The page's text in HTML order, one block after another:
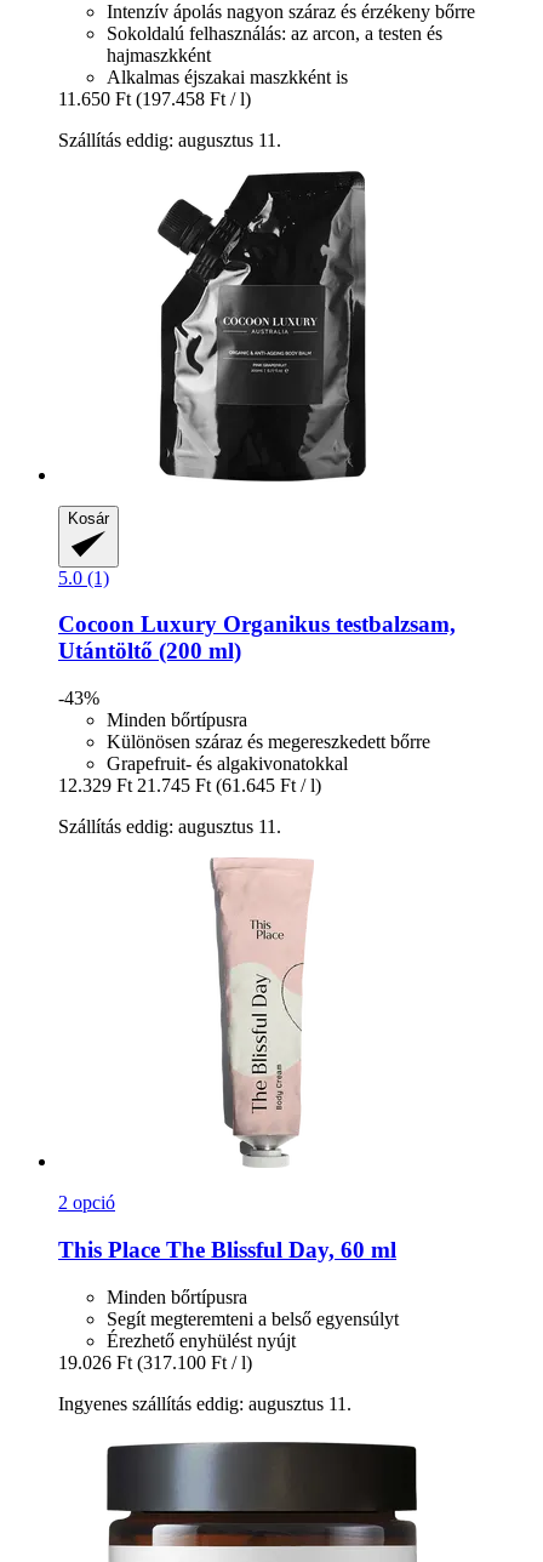
Intenzív ápolás nagyon száraz és érzékeny bőrre
Sokoldalú felhasználás: az arcon, a testen és
hajmaszkként
Alkalmas éjszakai maszkként is
11.650 Ft (197.458 Ft / l)
Szállítás eddig: augusztus 11.
Kosár
5.0 (1)
Cocoon Luxury Organikus testbalzsam,
Utántöltő (200 ml)
-43%
Minden bőrtípusra
Különösen száraz és megereszkedett bőrre
Grapefruit- és algakivonatokkal
12.329 Ft 21.745 Ft (61.645 Ft / l)
Szállítás eddig: augusztus 11.
2 opció
This Place The Blissful Day, 60 ml
Minden bőrtípusra
Segít megteremteni a belső egyensúlyt
Érezhető enyhülést nyújt
19.026 Ft (317.100 Ft / l)
Ingyenes szállítás eddig: augusztus 11.